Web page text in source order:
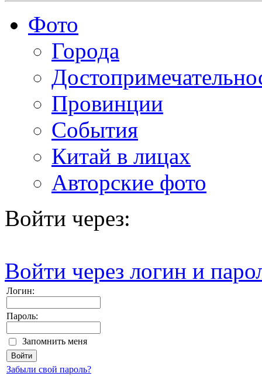
Фото
Города
Провинции
События
Китай в лицах
Авторские фото
Войти через:
Войти через логин и
Логин:
Пароль:
Запомнить меня
Забыли свой пароль?